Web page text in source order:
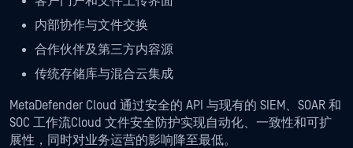
内部协作与文件交换
合作伙伴及第三方内容源
传统存储库与混合云集成
MetaDefender Cloud 通过安全的 API 与现有的 SIEM、SOAR 和
SOC 工作流Cloud 文件安全防护实现自动化、一致性和可扩
展性，同时对业务运营的影响降至最低。